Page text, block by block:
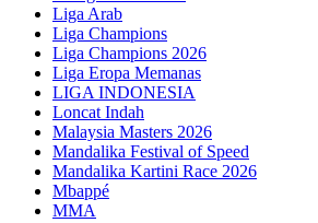
Liga Arab
Liga Champions
Liga Champions 2026
Liga Eropa Memanas
LIGA INDONESIA
Loncat Indah
Malaysia Masters 2026
Mandalika Festival of Speed
Mandalika Kartini Race 2026
Mbappé
MMA